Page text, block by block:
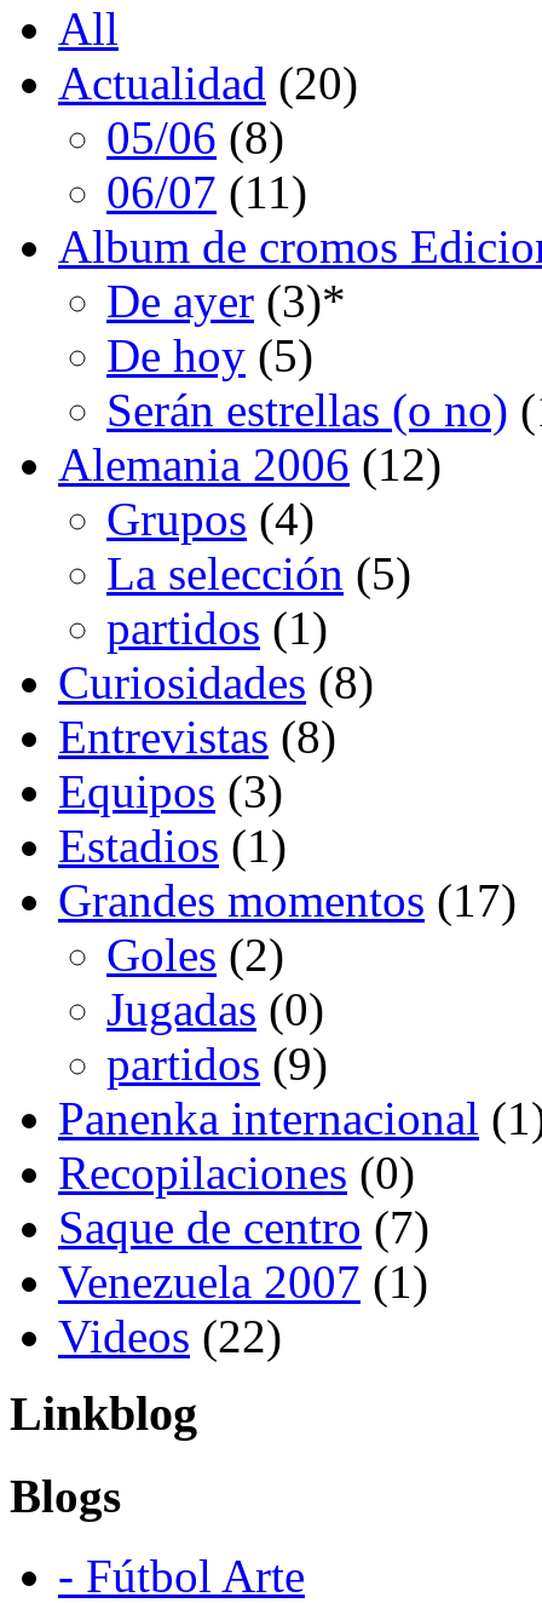
All
Actualidad (20)
05/06 (8)
06/07 (11)
Album de cromos
De ayer (3)*
De hoy (5)
Serán estrellas (o no)
Alemania 2006 (12)
Grupos (4)
La selección (5)
partidos (1)
Curiosidades (8)
Entrevistas (8)
Equipos (3)
Estadios (1)
Grandes momentos (17)
Goles (2)
Jugadas (0)
partidos (9)
Panenka internacional
Recopilaciones (0)
Saque de centro (7)
Venezuela 2007 (1)
Videos (22)
Linkblog
Blogs
- Fútbol Arte